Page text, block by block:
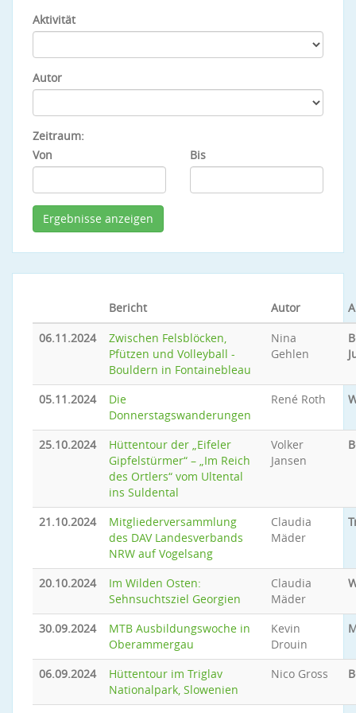
Aktivität
Autor
Zeitraum:
Von
Bis
Bericht Autor
06.11.2024
Zwischen Felsblöcken,
Pfützen und Volleyball -
Bouldern in Fontainebleau
Nina
Gehlen
05.11.2024
Die
Donnerstagswanderungen
René Roth
25.10.2024
Hüttentour der „Eifeler
Gipfelstürmer“ – „Im Reich
des Ortlers“ vom Ultental
ins Suldental
Volker
Jansen
21.10.2024
Mitgliederversammlung
des DAV Landesverbands
NRW auf Vogelsang
Claudia
Mäder
20.10.2024
Im Wilden Osten:
Sehnsuchtsziel Georgien
Claudia
Mäder
30.09.2024
MTB Ausbildungswoche in
Oberammergau
Kevin
Drouin
06.09.2024
Hüttentour im Triglav
Nationalpark, Slowenien
Nico Gross